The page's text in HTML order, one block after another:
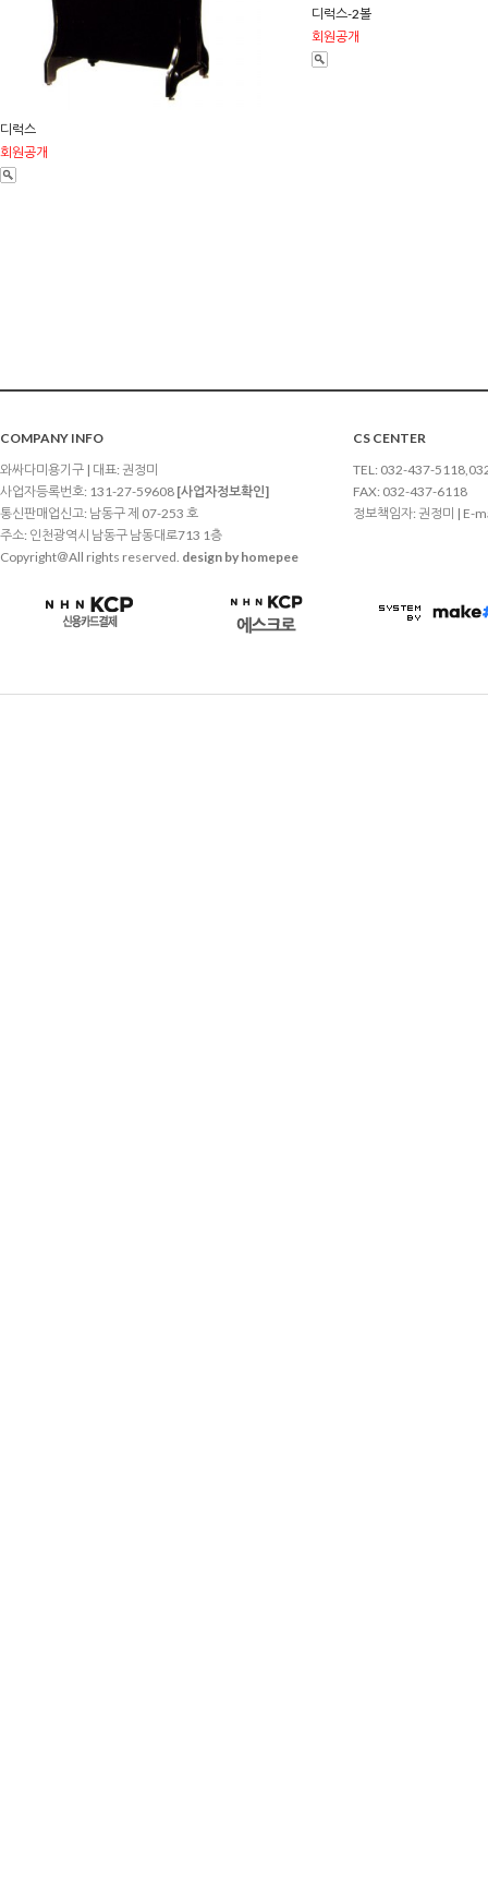
디럭스
회원공개
디럭스-2볼
회원공개
COMPANY INFO
와싸다미용기구 | 대표: 권정미
사업자등록번호: 131-27-59608 [사업자정보확인]
통신판매업신고: 남동구 제 07-253 호
주소: 인천광역시 남동구 남동대로713 1층
Copyright＠All rights reserved. design by homepee
CS CENTER
TEL: 032-437-
FAX: 032-437-6118
정보책임자: 권정미 | E-